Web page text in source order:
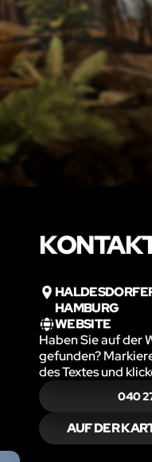
HAMBURG
WEBSITE
Haben Sie auf der
gefunden?
des Textes und
040
AUF DER